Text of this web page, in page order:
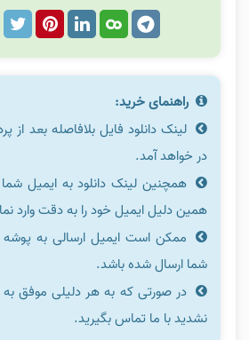
راهنمای خرید:
لینک دانلود فایل بلافاصله بعد
در خواهد آمد.
همچنین لینک دانلود به ایمیل
همین دلیل ایمیل خود را به دقت وارد
شما ارسال شده باشد.
در صورتی که به هر دلیلی موفق به
نشدید با ما تماس بگیرید.